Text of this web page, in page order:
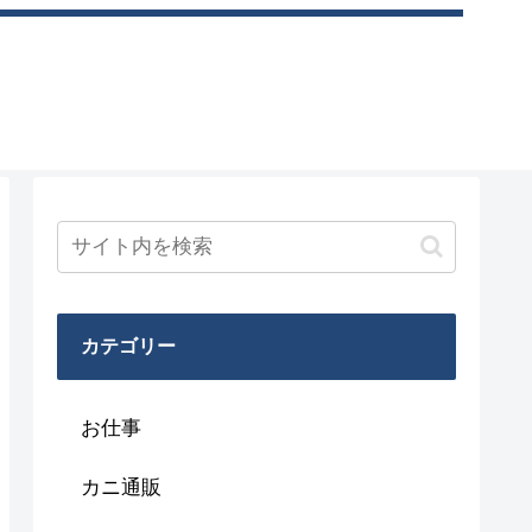
カテゴリー
お仕事
カニ通販